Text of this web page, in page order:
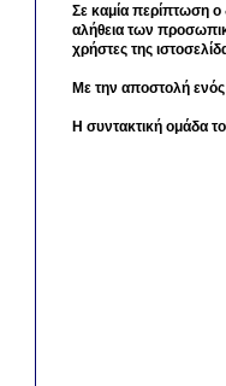
Σε καμία περίπτωση ο
αλήθεια των
χρήστες της
Με την αποστολή
Η συντακτική ομάδα